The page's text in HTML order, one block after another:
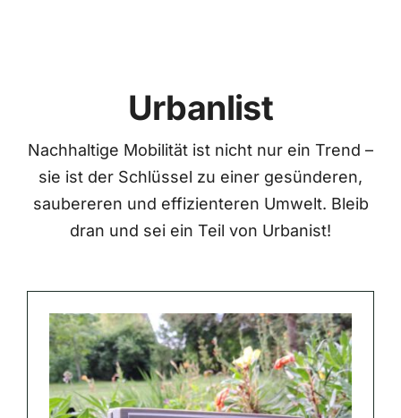
Urbanlist
Nachhaltige Mobilität ist nicht nur ein Trend –
sie ist der Schlüssel zu einer gesünderen,
saubereren und effizienteren Umwelt. Bleib
dran und sei ein Teil von Urbanist!